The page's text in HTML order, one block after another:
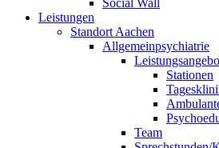
Social Wall
Leistungen
Standort Aachen
Allgemeinpsychiatrie
Stationen
Team